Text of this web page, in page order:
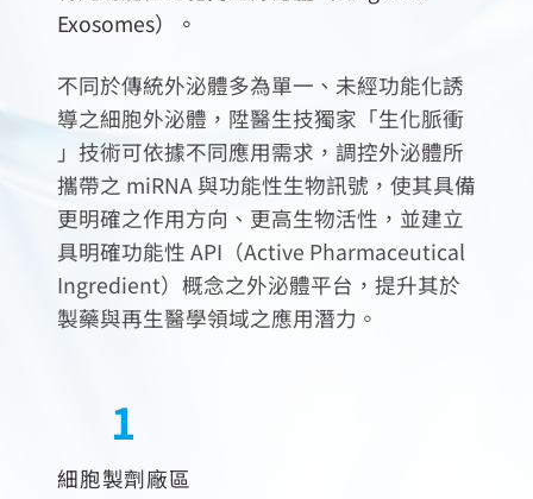
Exosomes）。
不同於傳統外泌體多為單一、未經功能化誘
導之細胞外泌體，陞醫生技獨家「生化脈衝
」技術可依據不同應用需求，調控外泌體所
攜帶之 miRNA 與功能性生物訊號，使其具備
更明確之作用方向、更高生物活性，並建立
具明確功能性 API（Active Pharmaceutical
Ingredient）概念之外泌體平台，提升其於
製藥與再生醫學領域之應用潛力。
1
細胞製劑廠區